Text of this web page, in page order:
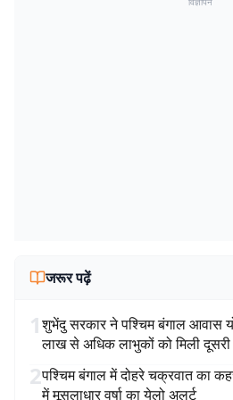
जरूर पढ़ें
1शुभेंदु सरकार ने पश्चिम बंगाल आवास
लाख से अधिक लाभुकों को मिली
2पश्चिम बंगाल में दोहरे चक्रवात का
में मूसलाधार वर्षा का येलो अलर्ट